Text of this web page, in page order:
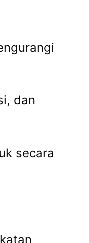
dan
secara